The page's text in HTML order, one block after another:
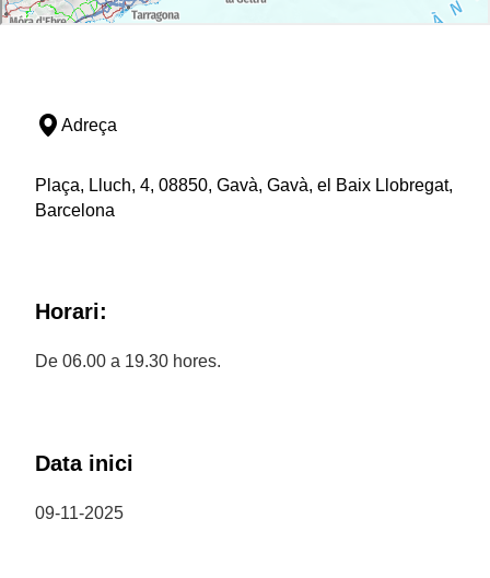
Adreça
Plaça, Lluch, 4, 08850, Gavà, Gavà, el Baix Llobregat,
Barcelona
Horari:
De 06.00 a 19.30 hores.
Data inici
09-11-2025